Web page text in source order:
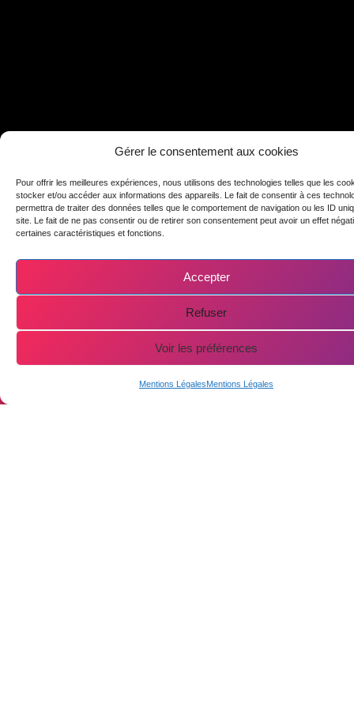
Gérer le consentement aux cookies
Pour offrir les meilleures expériences, nous utilisons des technologies telles que les
stocker et/ou accéder aux informations des appareils. Le fait de consentir à ces
permettra de traiter des données telles que le comportement de navigation ou les ID
site. Le fait de ne pas consentir ou de retirer son consentement peut avoir un effet
certaines caractéristiques et fonctions.
Accepter
Refuser
Voir les préférences
Mentions LégalesMentions Légales
Online booking